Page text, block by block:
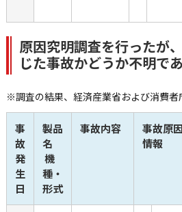
原因究明調査を行ったが
じた事故かどうか不明で
※調査の結果、経済産業省および消費者
事
故
発
生
日
製品
名
種・
形式
事故内容
事故原
情報